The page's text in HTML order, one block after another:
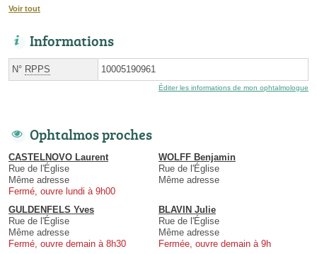
Voir tout
Informations
N° RPPS 10005190961
Éditer les informations de mon ophtalmologue
Ophtalmos proches
CASTELNOVO Laurent
Rue de l'Église
Même adresse
Fermé, ouvre lundi à 9h00
WOLFF Benjamin
Rue de l'Église
Même adresse
GULDENFELS Yves
Rue de l'Église
Même adresse
Fermé, ouvre demain à 8h30
BLAVIN Julie
Rue de l'Église
Même adresse
Fermée, ouvre demain à 9h